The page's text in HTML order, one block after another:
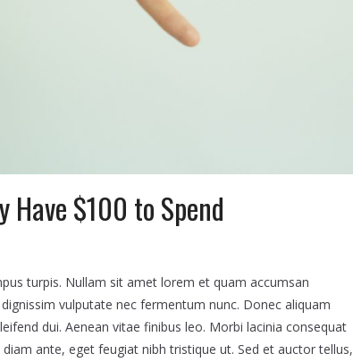
Have $100 to Spend
turpis. Nullam sit amet lorem et quam accumsan
vulputate nec fermentum nunc. Donec aliquam
dui. Aenean vitae finibus leo. Morbi lacinia consequat
ante, eget feugiat nibh tristique ut. Sed et auctor tellus,